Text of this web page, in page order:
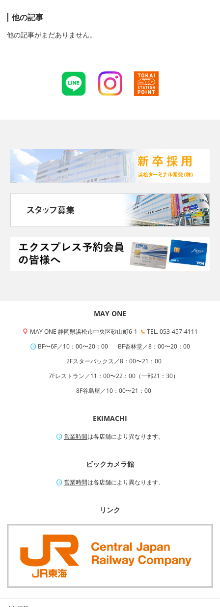
他の記事
他の記事がまだありません。
MAY ONE
MAY ONE 静岡県浜松市中央区砂山町6-1
TEL. 053-457-4111
BF〜6F／10：00〜20：00
BF杏林堂／8：00〜20：00
2Fスターバックス／8：00〜21：00
7Fレストラン／11：00〜22：00（一部21：30）
8F谷島屋／10：00〜21：00
EKIMACHI
営業時間は各店舗により異なります。
ビックカメラ館
営業時間は各店舗により異なります。
リンク